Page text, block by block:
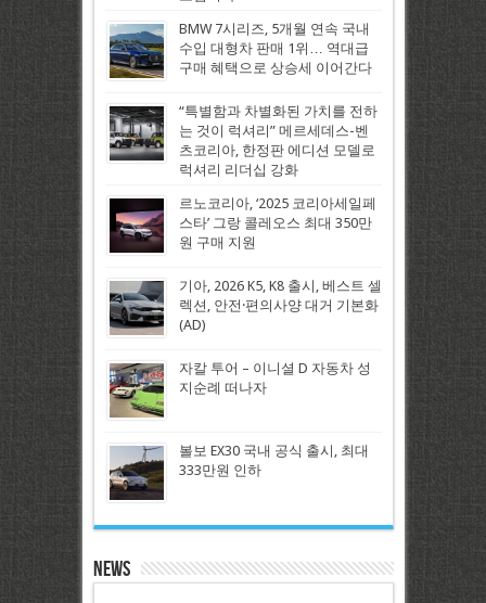
BMW 7시리즈, 5개월 연속 국내
수입 대형차 판매 1위… 역대급
구매 혜택으로 상승세 이어간다
“특별함과 차별화된 가치를 전하
는 것이 럭셔리” 메르세데스-벤
츠코리아, 한정판 에디션 모델로
럭셔리 리더십 강화
르노코리아, ‘2025 코리아세일페
스타’ 그랑 콜레오스 최대 350만
원 구매 지원
기아, 2026 K5, K8 출시, 베스트 셀
렉션, 안전·편의사양 대거 기본화
(AD)
자칼 투어 – 이니셜 D 자동차 성
지순례 떠나자
볼보 EX30 국내 공식 출시, 최대
333만원 인하
News